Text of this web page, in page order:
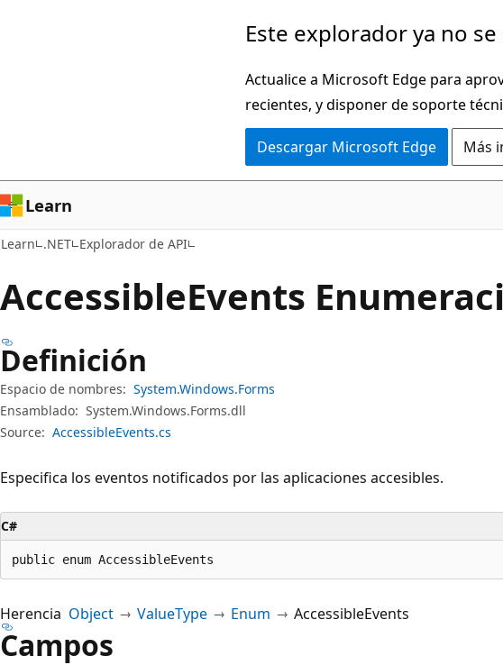
página
Este explorador ya no
Actualice a Microsoft Edge para
recientes, y disponer de soporte
Descargar Microsoft Edge Más
Learn
Learn .NET Explorador de API
AccessibleEvents
Definición
Espacio de nombres: System.Windows.Forms
Ensamblado: System.Windows.Forms.dll
Source: AccessibleEvents.cs
Especifica los eventos notificados por las aplicaciones accesibles.
C#
public enum AccessibleEvents
Herencia Object ValueType Enum AccessibleEvents
Campos